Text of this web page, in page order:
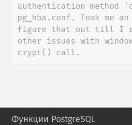
authentication method
pg_hba.conf. Took me
figure that out till I
other issues with
crypt() call.
Функции PostgreSQL